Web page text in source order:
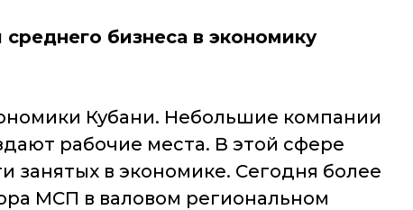
бизнеса в экономику
Кубани. Небольшие компании
рабочие места. В этой сфере
занятых в экономике. Сегодня более
МСП в валовом региональном